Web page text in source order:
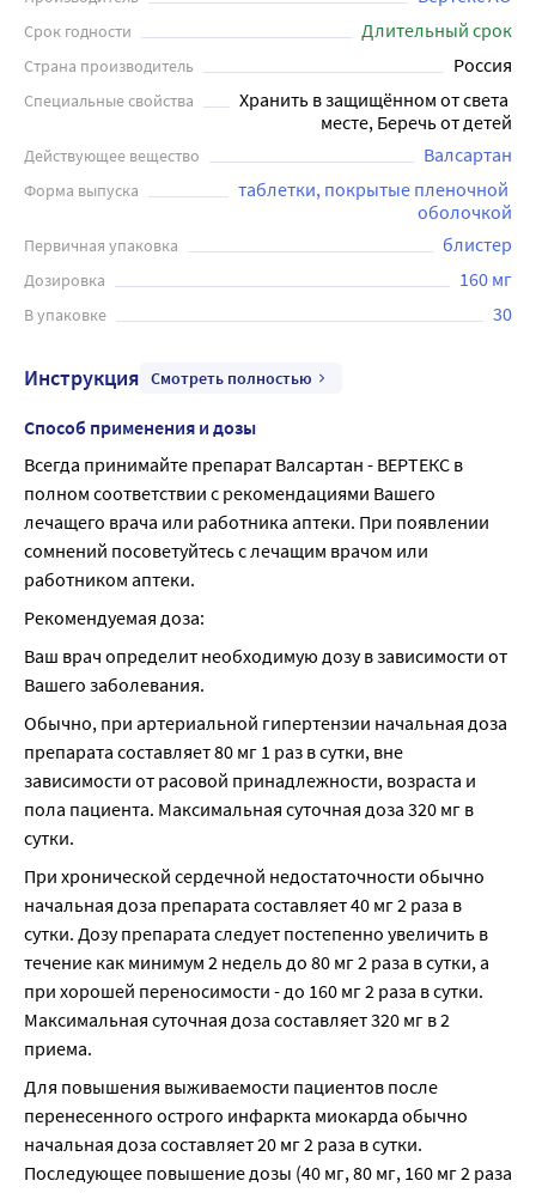
Срок годности Длительный срок
Страна производитель Россия
Специальные свойства
Хранить в защищённом от света
месте, Беречь от детей
Действующее вещество Валсартан
Форма выпуска
таблетки, покрытые пленочной
оболочкой
Первичная упаковка блистер
Дозировка 160 мг
В упаковке 30
Инструкция Смотреть полностью
Способ применения и дозы
Всегда принимайте препарат Валсартан - ВЕРТЕКС в
полном соответствии с рекомендациями Вашего
лечащего врача или работника аптеки. При появлении
сомнений посоветуйтесь с лечащим врачом или
работником аптеки.
Рекомендуемая доза:
Ваш врач определит необходимую дозу в зависимости от
Вашего заболевания.
Обычно, при артериальной гипертензии начальная доза
препарата составляет 80 мг 1 раз в сутки, вне
зависимости от расовой принадлежности, возраста и
пола пациента. Максимальная суточная доза 320 мг в
сутки.
При хронической сердечной недостаточности обычно
начальная доза препарата составляет 40 мг 2 раза в
сутки. Дозу препарата следует постепенно увеличить в
течение как минимум 2 недель до 80 мг 2 раза в сутки, а
при хорошей переносимости - до 160 мг 2 раза в сутки.
Максимальная суточная доза составляет 320 мг в 2
приема.
Для повышения выживаемости пациентов после
перенесенного острого инфаркта миокарда обычно
начальная доза составляет 20 мг 2 раза в сутки.
Последующее повышение дозы (40 мг, 80 мг, 160 мг 2 раза